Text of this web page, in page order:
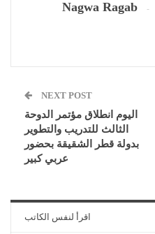
Nagwa Ragab
NEXT POST
اليوم انطلاق مؤتمر الدوحة
الثالث للتدريب والتطوير
بدولة قطر الشقيقة بحضور
عربي كبير
اقرأ لنفس الكاتب